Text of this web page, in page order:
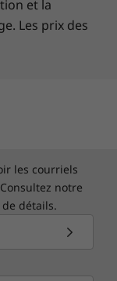
et la
Les prix des
les courriels
notre
détails.